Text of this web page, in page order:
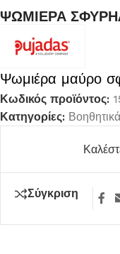
ΨΩΜΙΕΡΑ
Ψωμιέρα μαύρο
Κωδικός προϊόντος:
Κατηγορίες:
Σύγκριση